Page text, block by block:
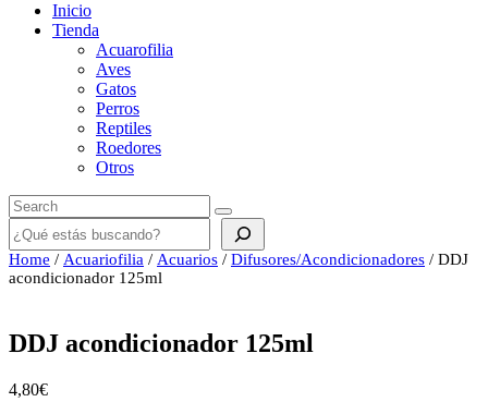
Inicio
Tienda
Acuarofilia
Aves
Gatos
Perros
Reptiles
Roedores
Otros
Buscar
Home / Acuariofilia / Acuarios / Difusores/Acondicionadores / DDJ
acondicionador 125ml
DDJ acondicionador 125ml
4,80€